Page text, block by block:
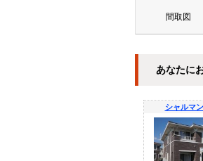
間取図
あなたに
シャルマ